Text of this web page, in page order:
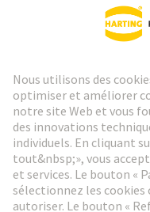
Aller à l'inscription
Social Media